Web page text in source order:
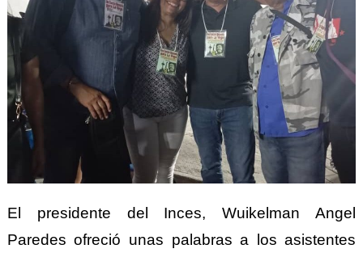
El presidente del Inces, Wuikelman Angel
Paredes ofreció unas palabras a los asistentes